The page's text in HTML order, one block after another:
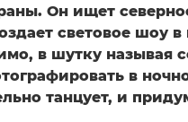
Он ищет
световое шоу
в шутку называя
в
танцует, и